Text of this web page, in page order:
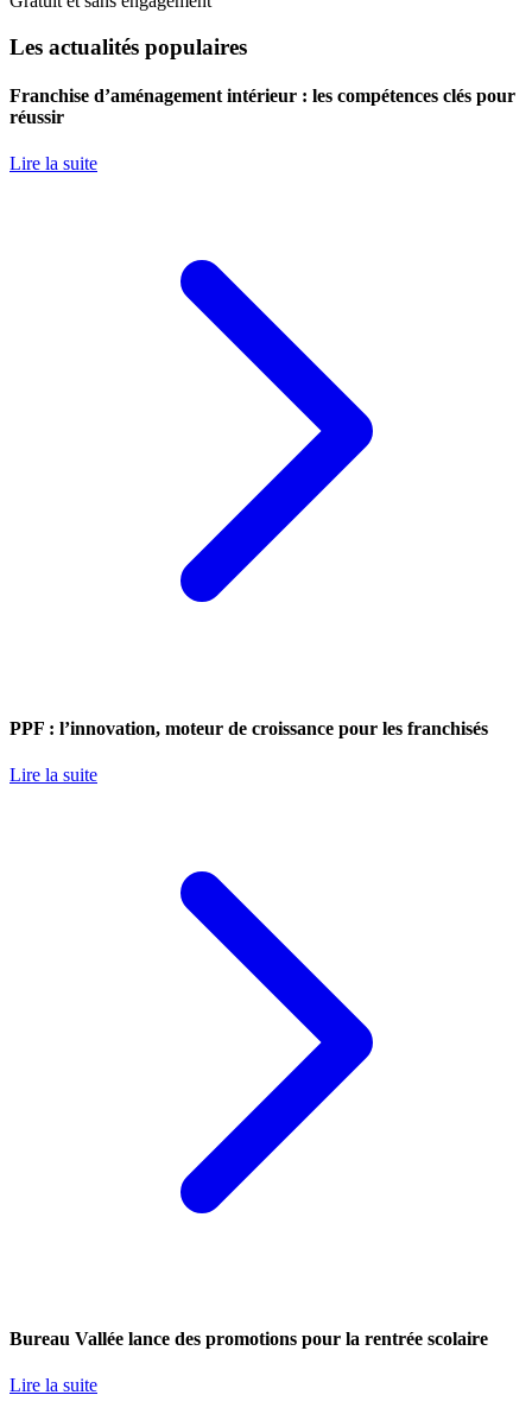
Les actualités populaires
Franchise d’aménagement intérieur : les compétences clés pour
réussir
Lire la suite
PPF : l’innovation, moteur de croissance pour les franchisés
Lire la suite
Bureau Vallée lance des promotions pour la rentrée scolaire
Lire la suite